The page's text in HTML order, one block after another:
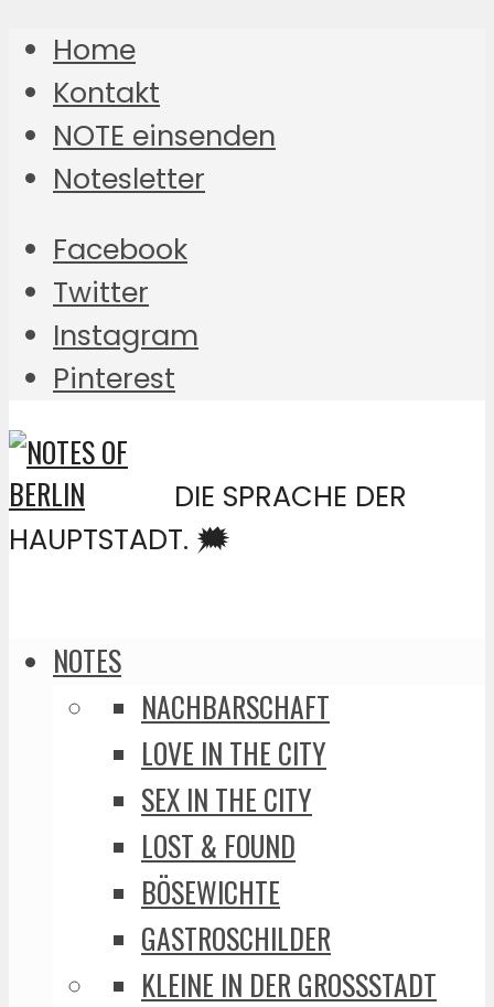
Home
Kontakt
NOTE einsenden
Notesletter
Facebook
Twitter
Instagram
Pinterest
DIE SPRACHE DER
HAUPTSTADT. 🗯️
NOTES
NACHBARSCHAFT
LOVE IN THE CITY
SEX IN THE CITY
LOST & FOUND
BÖSEWICHTE
GASTROSCHILDER
KLEINE IN DER GROSSSTADT